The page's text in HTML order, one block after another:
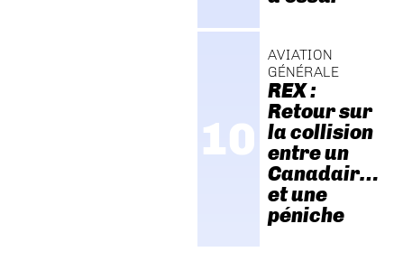
AVIATION
GÉNÉRALE
REX :
Retour sur
la collision
entre un
Canadair…
et une
péniche